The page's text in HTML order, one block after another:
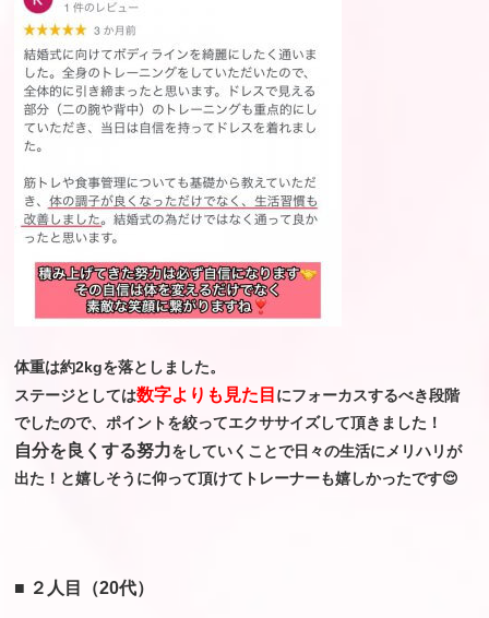
体重は約2kgを落としました。
ステージとしては数字よりも見た目 にフォーカスするべき段階
でしたので、ポイントを絞ってエクササイズして頂きました！
自分を良くする努力をしていくことで日々の生活にメリハリが
出た！と嬉しそうに仰って頂けてトレーナーも嬉しかったです😌
■ ２人目（20代）